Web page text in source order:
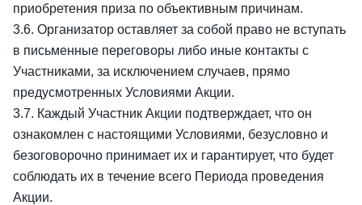
приобретения приза по объективным причинам.
3.6. Организатор оставляет за собой право не вступать
в письменные переговоры либо иные контакты с
Участниками, за исключением случаев, прямо
предусмотренных Условиями Акции.
3.7. Каждый Участник Акции подтверждает, что он
ознакомлен с настоящими Условиями, безусловно и
безоговорочно принимает их и гарантирует, что будет
соблюдать их в течение всего Периода проведения
Акции.